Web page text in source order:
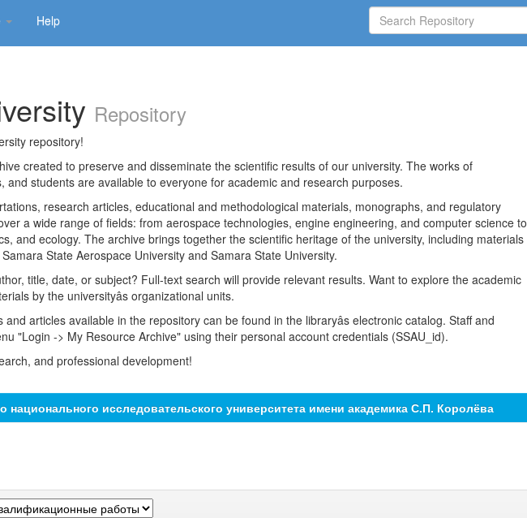
Help
Repository
repository!
created to preserve and disseminate the scientific results of our university. The works of
and students are available to everyone for academic and research purposes.
research articles, educational and methodological materials, monographs, and regulatory
a wide range of fields: from aerospace technologies, engine engineering, and computer science to
and ecology. The archive brings together the scientific heritage of the university, including materials
State Aerospace University and Samara State University.
title, date, or subject? Full-text search will provide relevant results. Want to explore the academic
by the universityâs organizational units.
articles available in the repository can be found in the libraryâs electronic catalog. Staff and
"Login -> My Resource Archive" using their personal account credentials (SSAU_id).
and professional development!
национального исследовательского университета имени академика С.П. Королёва